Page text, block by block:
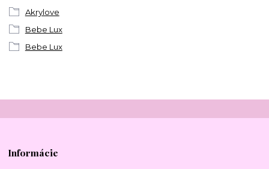
Akrylove
Bebe Lux
Bebe Lux
Informácie